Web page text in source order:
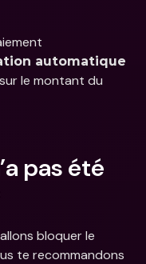
automatique
le montant du
pas été
bloquer le
te recommandons